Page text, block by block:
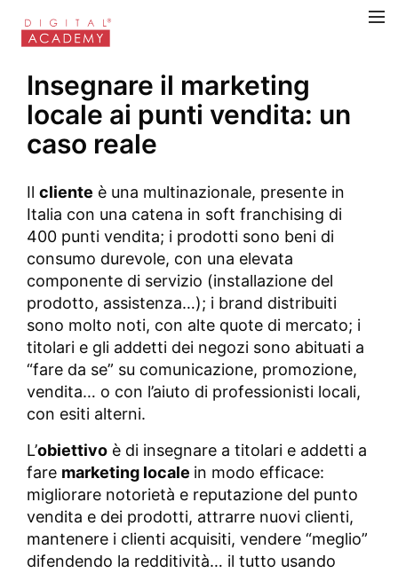
Insegnare il marketing
locale ai punti vendita: un
caso reale
Il cliente è una multinazionale, presente in
Italia con una catena in soft franchising di
400 punti vendita; i prodotti sono beni di
consumo durevole, con una elevata
componente di servizio (installazione del
prodotto, assistenza…); i brand distribuiti
sono molto noti, con alte quote di mercato; i
titolari e gli addetti dei negozi sono abituati a
“fare da se” su comunicazione, promozione,
vendita… o con l’aiuto di professionisti locali,
con esiti alterni.
L’obiettivo è di insegnare a titolari e addetti a
fare marketing locale in modo efficace:
migliorare notorietà e reputazione del punto
vendita e dei prodotti, attrarre nuovi clienti,
mantenere i clienti acquisiti, vendere “meglio”
difendendo la redditività… il tutto usando